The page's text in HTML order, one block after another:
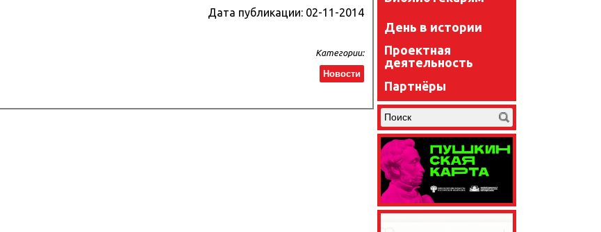
Дата публикации: 02-11-2014
Категории:
Новости
День в истории
Проектная
деятельность
Партнёры